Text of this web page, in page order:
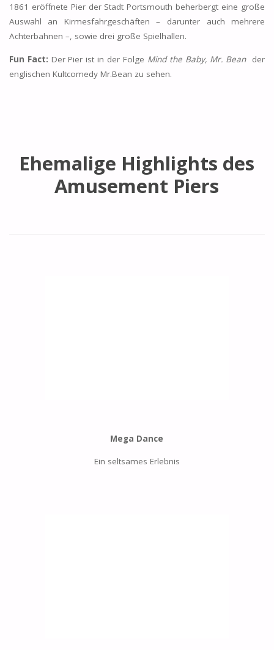
1861 eröffnete Pier der Stadt Portsmouth beherbergt eine große
Auswahl an Kirmesfahrgeschäften – darunter auch mehrere
Achterbahnen –, sowie drei große Spielhallen.
Fun Fact: Der Pier ist in der Folge Mind the Baby, Mr. Bean der
englischen Kultcomedy Mr.Bean zu sehen.
Ehemalige Highlights des
Amusement Piers
Mega Dance
Ein seltsames Erlebnis